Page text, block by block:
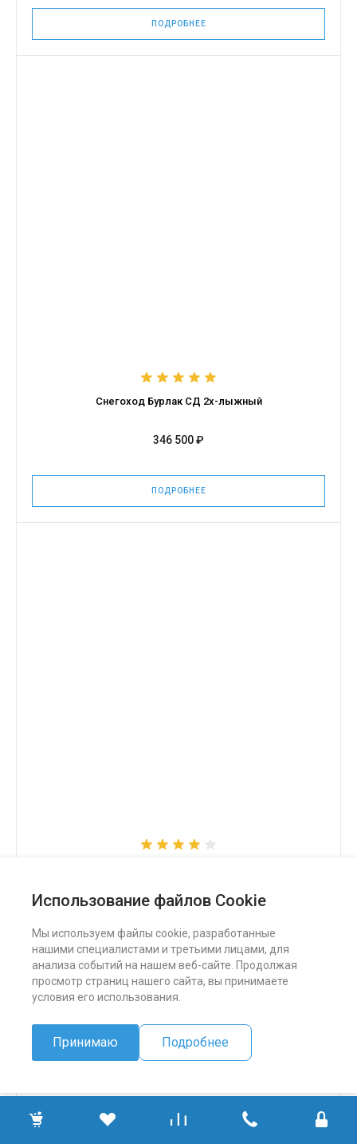
Использование файлов Cookie
Мы используем файлы cookie, разработанные
нашими специалистами и третьими лицами, для
анализа событий на нашем веб-сайте. Продолжая
просмотр страниц нашего сайта, вы принимаете
условия его использования.
Принимаю Подробнее
ПОДРОБНЕЕ
Снегоход Бурлак СД 2х-лыжный
346 500 ₽
ПОДРОБНЕЕ
324 500 ₽
ПОДРОБНЕЕ